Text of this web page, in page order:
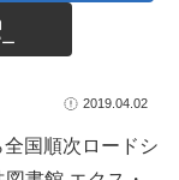
2019.04.02
国順次ロードシ